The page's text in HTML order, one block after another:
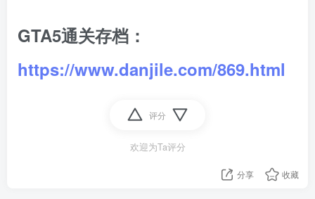
GTA5通关存档：
https://www.danjile.com/869.html
评分
欢迎为Ta评分
分享 收藏